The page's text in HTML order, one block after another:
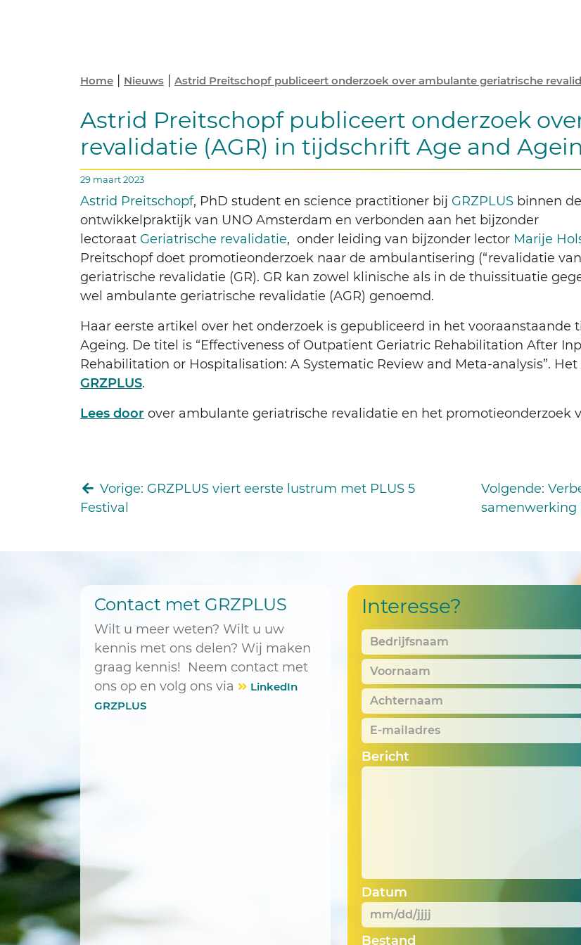
Home Nieuws Astrid Preitschopf publiceert onderzoek over ambulante geriatrische
Astrid Preitschopf publiceert onderzoek
revalidatie (AGR) in tijdschrift Age and
29 maart 2023
Astrid Preitschopf, PhD student en science practitioner bij GRZPLUS binnen de
ontwikkelpraktijk van UNO Amsterdam en verbonden aan het bijzonder
lectoraat Geriatrische revalidatie, onder leiding van bijzonder lector Marije
Preitschopf doet promotieonderzoek naar de ambulantisering (“revalidatie
geriatrische revalidatie (GR). GR kan zowel klinische als in de thuissituatie
wel ambulante geriatrische revalidatie (AGR) genoemd.
Haar eerste artikel over het onderzoek is gepubliceerd in het vooraanstaande
Ageing. De titel is “Effectiveness of Outpatient Geriatric Rehabilitation After
Rehabilitation or Hospitalisation: A Systematic Review and Meta-analysis”.
GRZPLUS.
Lees door over ambulante geriatrische revalidatie en het promotieonderzoek
Vorige: GRZPLUS viert eerste lustrum met PLUS 5
Festival
Volgende:
samenwerking
Contact met GRZPLUS
Wilt u meer weten? Wilt u uw
kennis met ons delen? Wij maken
graag kennis! Neem contact met
ons op en volg ons via
LinkedIn
GRZPLUS
Interesse?
Bedrijfsnaam
Voornaam
Achternaam
E-
mailadres *
Bericht
Datum
MM
Bestand